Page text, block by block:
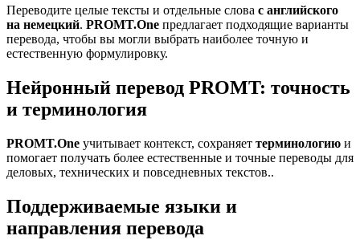
Переводите целые тексты и отдельные слова с английского
на немецкий. PROMT.One предлагает подходящие варианты
перевода, чтобы вы могли выбрать наиболее точную и
естественную формулировку.
Нейронный перевод PROMT: точность
и терминология
PROMT.One учитывает контекст, сохраняет терминологию и
помогает получать более естественные и точные переводы для
деловых, технических и повседневных текстов..
Поддерживаемые языки и
направления перевода